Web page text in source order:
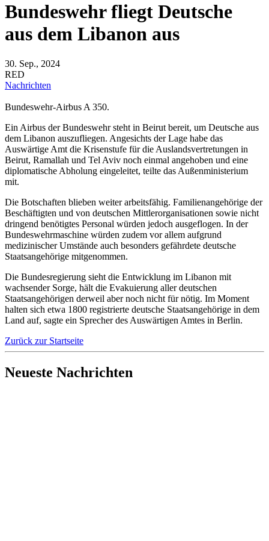
Bundeswehr fliegt Deutsche
aus dem Libanon aus
30. Sep., 2024
RED
Nachrichten
Bundeswehr-Airbus A 350.
Ein Airbus der Bundeswehr steht in Beirut bereit, um Deutsche aus
dem Libanon auszufliegen. Angesichts der Lage habe das
Auswärtige Amt die Krisenstufe für die Auslandsvertretungen in
Beirut, Ramallah und Tel Aviv noch einmal angehoben und eine
diplomatische Abholung eingeleitet, teilte das Außenministerium
mit.
Die Botschaften blieben weiter arbeitsfähig. Familienangehörige der
Beschäftigten und von deutschen Mittlerorganisationen sowie nicht
dringend benötigtes Personal würden jedoch ausgeflogen. In der
Bundeswehrmaschine würden zudem vor allem aufgrund
medizinischer Umstände auch besonders gefährdete deutsche
Staatsangehörige mitgenommen.
Die Bundesregierung sieht die Entwicklung im Libanon mit
wachsender Sorge, hält die Evakuierung aller deutschen
Staatsangehörigen derweil aber noch nicht für nötig. Im Moment
halten sich etwa 1800 registrierte deutsche Staatsangehörige in dem
Land auf, sagte ein Sprecher des Auswärtigen Amtes in Berlin.
Zurück zur Startseite
Neueste Nachrichten